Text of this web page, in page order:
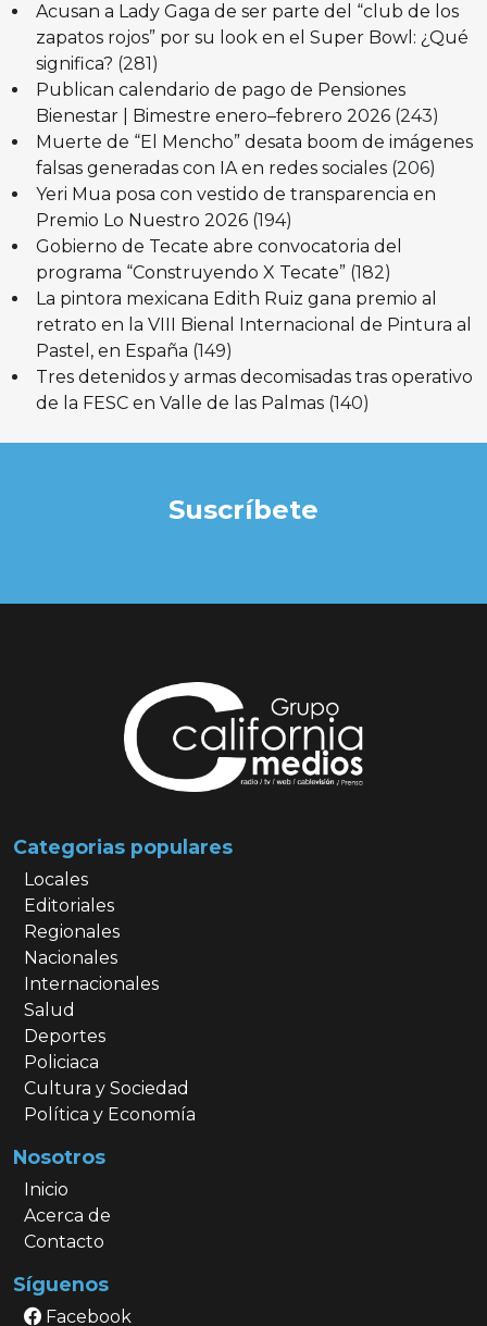
Acusan a Lady Gaga de ser parte del “club de los
zapatos rojos” por su look en el Super Bowl: ¿Qué
significa? (281)
Publican calendario de pago de Pensiones
Bienestar | Bimestre enero–febrero 2026 (243)
Muerte de “El Mencho” desata boom de imágenes
falsas generadas con IA en redes sociales (206)
Yeri Mua posa con vestido de transparencia en
Premio Lo Nuestro 2026 (194)
Gobierno de Tecate abre convocatoria del
programa “Construyendo X Tecate” (182)
La pintora mexicana Edith Ruiz gana premio al
retrato en la VIII Bienal Internacional de Pintura al
Pastel, en España (149)
Tres detenidos y armas decomisadas tras operativo
de la FESC en Valle de las Palmas (140)
Suscríbete
Categorias populares
Locales
Editoriales
Regionales
Nacionales
Internacionales
Salud
Deportes
Policiaca
Cultura y Sociedad
Política y Economía
Nosotros
Inicio
Acerca de
Contacto
Síguenos
Facebook